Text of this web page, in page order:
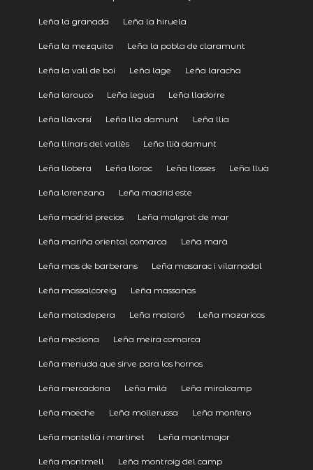
Leña la granada Leña la hiruela
Leña la mezquita Leña la pobla de claramunt
Leña la vall de boí Leña lage Leña laracha
Leña larouco Leña legua Leña lladorre
Leña llavorsí Leña llia damunt Leña llia
Leña llinars del vallès Leña llià damunt
Leña llobera Leña llorac Leña llosses Leña lluà
Leña lorenzana Leña madrid este
Leña madrid precios Leña malgrat de mar
Leña mariña oriental comarca Leña marà
Leña mas de barberans Leña masarac i vilarnadal
Leña massalcoreig Leña massanas
Leña matadepera Leña mataró Leña mazaricos
Leña mediona Leña meira comarca
Leña menuda que sirve para los hornos
Leña mercadona Leña milà Leña miralcamp
Leña moeche Leña mollerussa Leña monfero
Leña montellà i martinet Leña montmajor
Leña montmell Leña montroig del camp